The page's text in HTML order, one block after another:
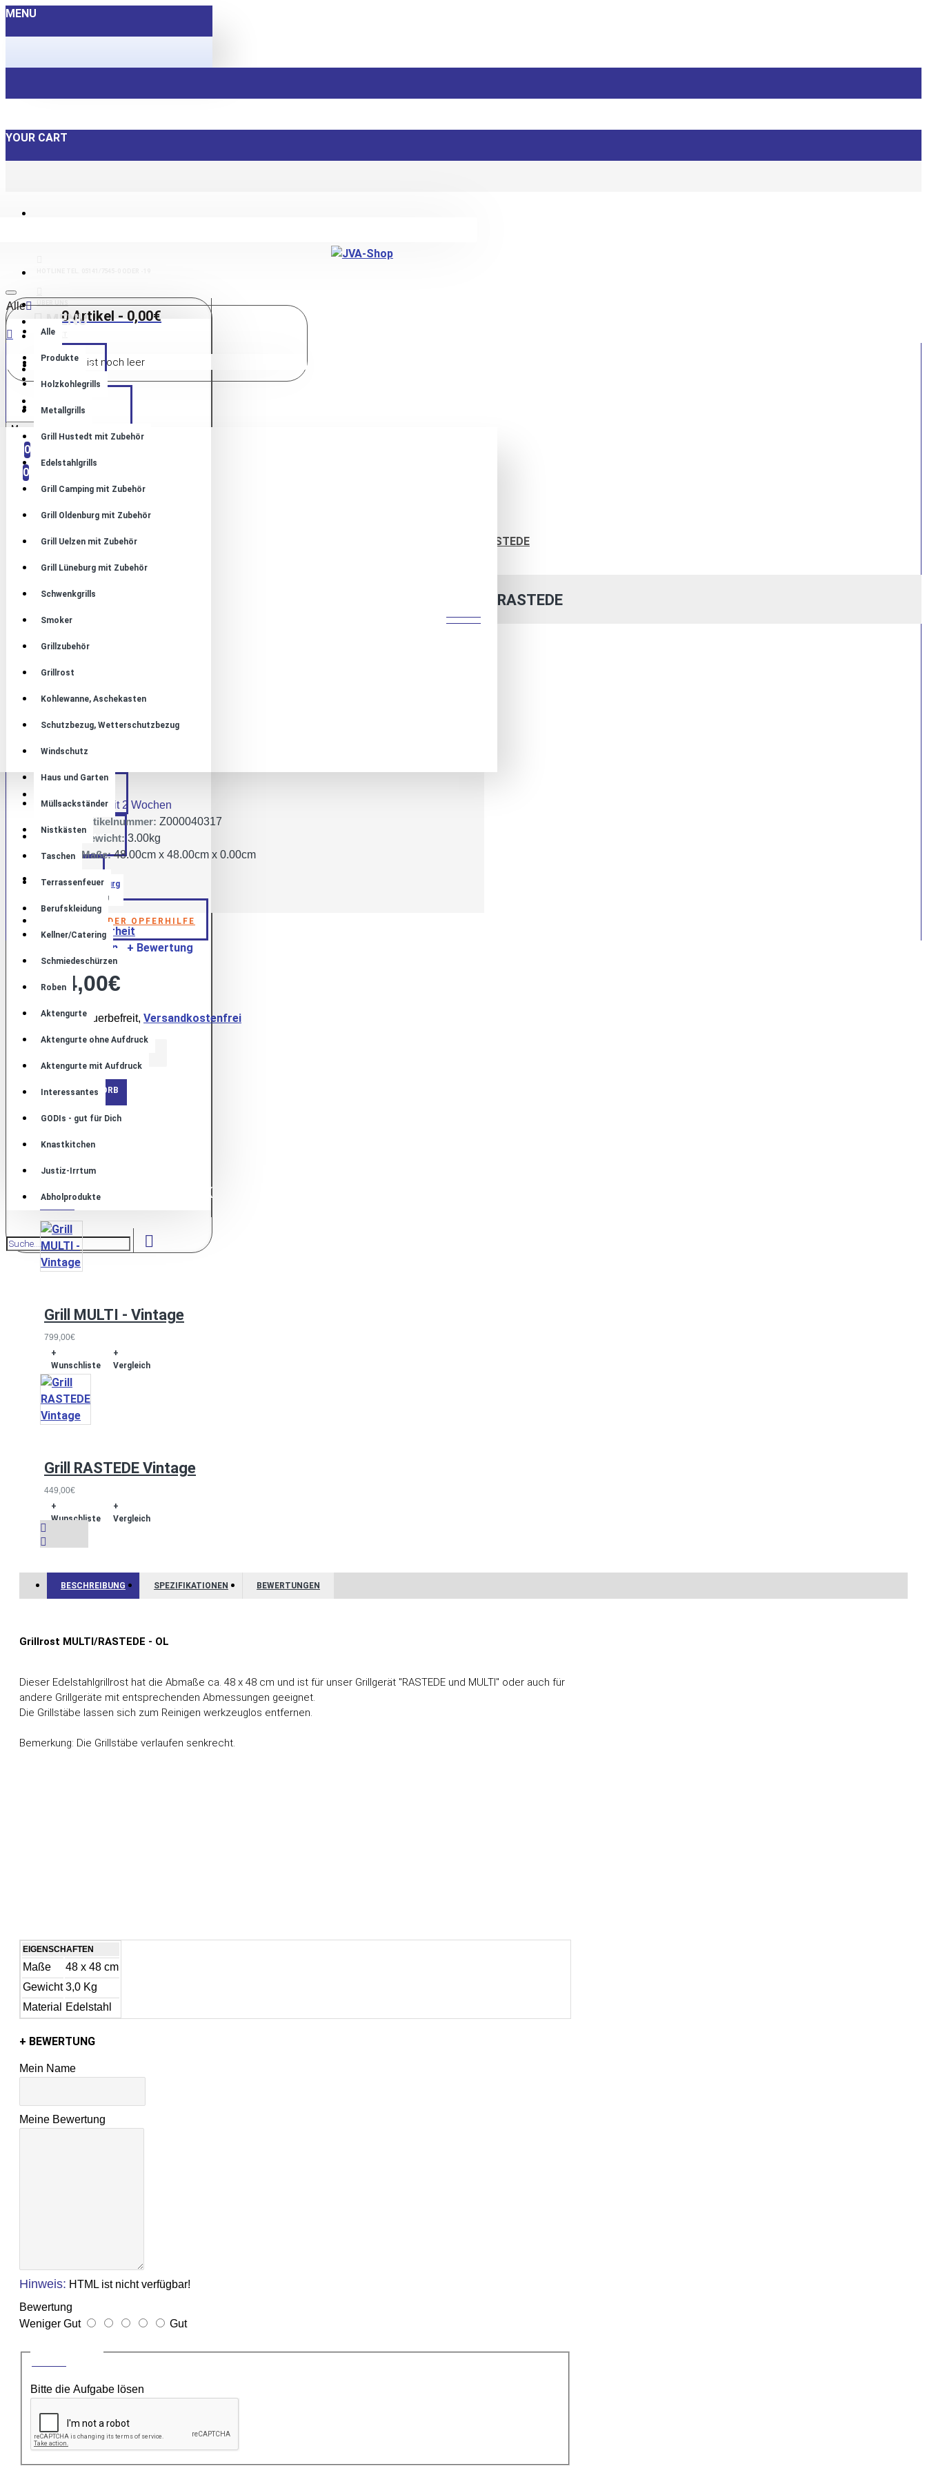
MENU
YOUR CART
KONTAKT
REGISTRIEREN
VERGLEICHEN
Alle
Alle
Produkte
Holzkohlegrills
Metallgrills
Grill Hustedt mit Zubehör
Edelstahlgrills
Grill Camping mit Zubehör
Grill Oldenburg mit Zubehör
Grill Uelzen mit Zubehör
Grill Lüneburg mit Zubehör
Schwenkgrills
Smoker
Grillzubehör
Grillrost
Kohlewanne, Aschekasten
Schutzbezug, Wetterschutzbezug
Windschutz
Haus und Garten
Müllsackständer
Nistkästen
Taschen
Terrassenfeuer
Berufskleidung
Kellner/Catering
Schmiedeschürzen
Roben
Aktengurte
Aktengurte ohne Aufdruck
Aktengurte mit Aufdruck
Interessantes
GODIs - gut für Dich
Knastkitchen
Justiz-Irrtum
Abholprodukte
0 Artikel - 0,00€
Warenkorb ist noch leer
MENU
HOME
PRODUKTE
KONTAKT
BLOG
AKTION DER OPFERHILFE
Menu
0
0
Grillrost MULTI/RASTEDE
GRILLROST MULTI/RASTEDE
KOSTENLOSER VERSAND
Lieferzeit 2 Wochen
Artikelnummer: Z000040317
Gewicht: 3.00kg
Maße: 48.00cm x 48.00cm x 0.00cm
JVA Oldenburg
Produktsicherheit
0 Bewertungen
+ Bewertung
124,00€
Umsatzsteuerbefreit, Versandkostenfrei
+ WARENKORB
MEHR VON DIESER MARKE
Grill MULTI - Vintage
799,00€
+
Wunschliste
+
Vergleich
Grill RASTEDE Vintage
449,00€
+
Wunschliste
+
Vergleich
BESCHREIBUNG SPEZIFIKATIONEN BEWERTUNGEN
Grillrost MULTI/RASTEDE - OL
Dieser Edelstahlgrillrost hat die Abmaße ca. 48 x 48 cm und ist für unser Grillgerät "RASTEDE und MULTI" oder auch für
andere Grillgeräte mit entsprechenden Abmessungen geeignet.
Die Grillstäbe lassen sich zum Reinigen werkzeuglos entfernen.
Bemerkung: Die Grillstäbe verlaufen senkrecht.
EIGENSCHAFTEN
Maße
48 x 48 cm
Gewicht 3,0 Kg
Material
Edelstahl
+ BEWERTUNG
Mein Name
Meine Bewertung
Hinweis: HTML ist nicht verfügbar!
Bewertung
Weniger Gut
Gut
Bitte die Aufgabe lösen